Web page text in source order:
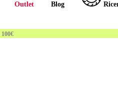
Outlet Blog
100€